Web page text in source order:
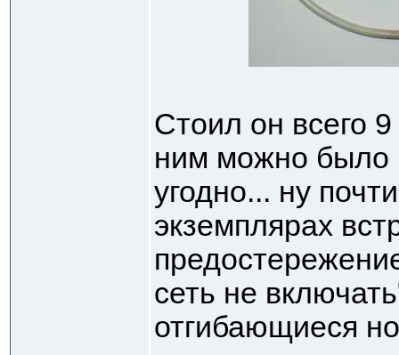
Стоил он всего
ним можно было
угодно... ну
экземплярах
сеть не
отгибающиеся